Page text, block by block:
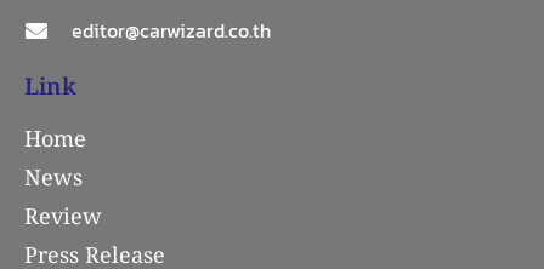
editor@carwizard.co.th
Link
Home
News
Review
Press Release